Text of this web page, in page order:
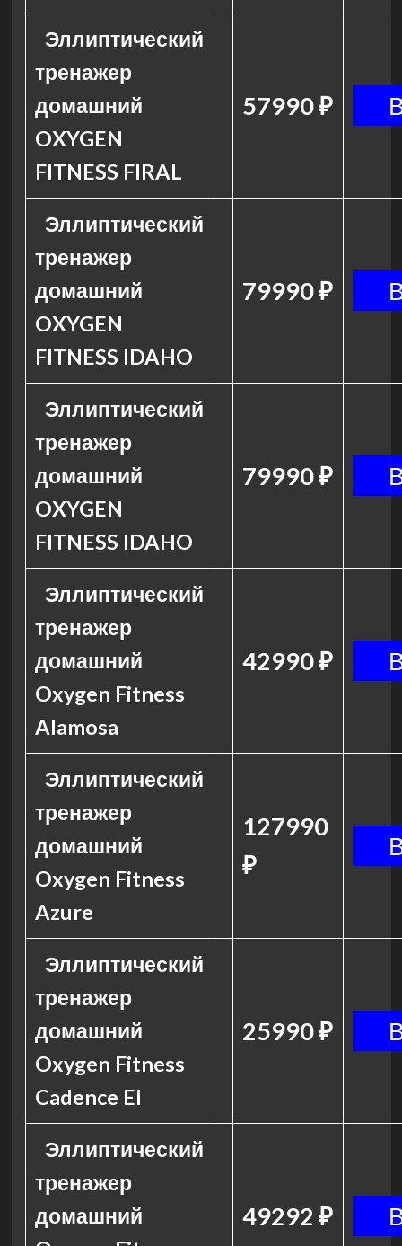
Эллиптический
тренажер
домашний
OXYGEN
FITNESS FIRAL
57990 ₽
Эллиптический
тренажер
домашний
OXYGEN
FITNESS IDAHO
79990 ₽
Эллиптический
тренажер
домашний
OXYGEN
FITNESS IDAHO
79990 ₽
Эллиптический
тренажер
домашний
Oxygen Fitness
Alamosa
42990 ₽
Эллиптический
тренажер
домашний
Oxygen Fitness
Azure
127990
₽
Эллиптический
тренажер
домашний
Oxygen Fitness
Cadence El
25990 ₽
Эллиптический
тренажер
домашний
49292 ₽